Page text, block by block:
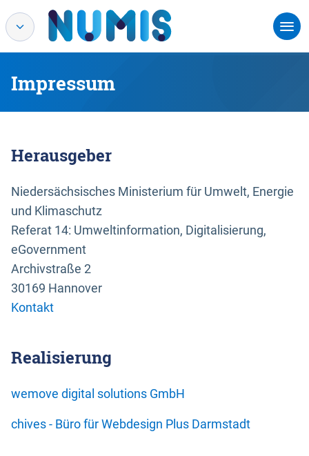
Impressum
Herausgeber
Niedersächsisches Ministerium für Umwelt, Energie
und Klimaschutz
Referat 14: Umweltinformation, Digitalisierung,
eGovernment
Archivstraße 2
30169 Hannover
Kontakt
Realisierung
wemove digital solutions GmbH
chives - Büro für Webdesign Plus Darmstadt